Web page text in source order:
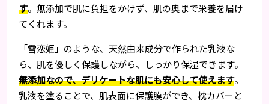
す。無添加で肌に負担をかけず、肌の奥まで栄養を届け
てくれます。
「雪恋姫」のような、天然由来成分で作られた乳液な
ら、肌を優しく保護しながら、しっかり保湿できます。
無添加なので、デリケートな肌にも安心して使えます。
乳液を塗ることで、肌表面に保護膜ができ、枕カバーと